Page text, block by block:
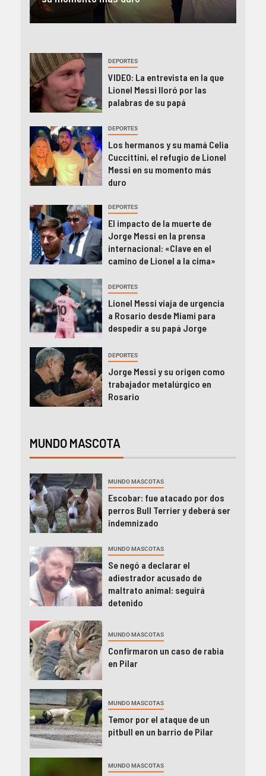
DEPORTES
VIDEO: La entrevista en la que
Lionel Messi lloró por las
palabras de su papá
DEPORTES
Los hermanos y su mamá Celia
Cuccittini, el refugio de Lionel
Messi en su momento más
duro
DEPORTES
El impacto de la muerte de
Jorge Messi en la prensa
internacional: «Clave en el
camino de Lionel a la cima»
DEPORTES
Lionel Messi viaja de urgencia
a Rosario desde Miami para
despedir a su papá Jorge
DEPORTES
Jorge Messi y su origen como
trabajador metalúrgico en
Rosario
MUNDO MASCOTA
MUNDO MASCOTAS
Escobar: fue atacado por dos
perros Bull Terrier y deberá ser
indemnizado
MUNDO MASCOTAS
Se negó a declarar el
adiestrador acusado de
maltrato animal: seguirá
detenido
MUNDO MASCOTAS
Confirmaron un caso de rabia
en Pilar
MUNDO MASCOTAS
Temor por el ataque de un
pitbull en un barrio de Pilar
MUNDO MASCOTAS